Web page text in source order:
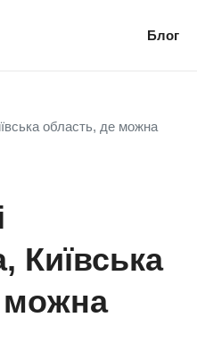
Блог
область, де можна
Київська
можна